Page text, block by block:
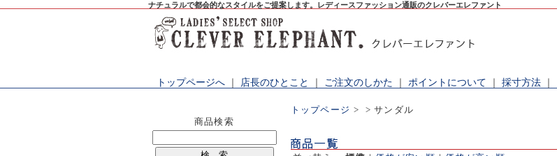
ナチュラルで都会的なスタイルをご提案します。レディースファッション通販のクレバーエレファント
トップページへ 店長のひとこと ご注文のしかた ポイントについて 採寸方法
商品検索
トップページ >
> サンダル